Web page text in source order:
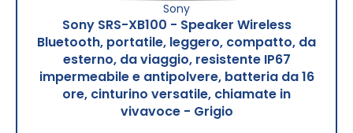
Sony
Sony SRS-XB100 - Speaker Wireless
Bluetooth, portatile, leggero, compatto, da
esterno, da viaggio, resistente IP67
impermeabile e antipolvere, batteria da 16
ore, cinturino versatile, chiamate in
vivavoce - Grigio